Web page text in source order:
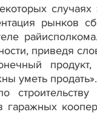
рынков
приведя
уметь продать».